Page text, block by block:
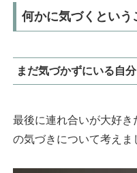
何かに気づくという
まだ気づかずにいる自
最後に連れ合いが大好き
の気づきについて考えま